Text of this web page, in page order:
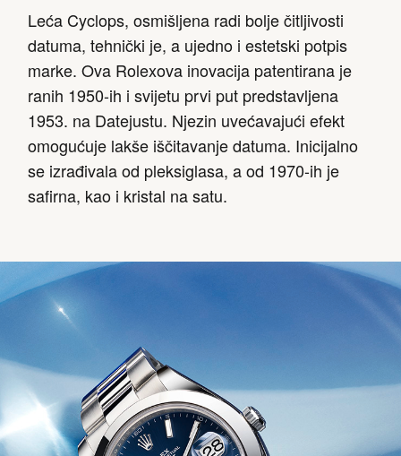
Leća Cyclops, osmišljena radi bolje čitljivosti
datuma, tehnički je, a ujedno i estetski potpis
marke. Ova Rolexova inovacija patentirana je
ranih 1950-ih i svijetu prvi put predstavljena
1953. na Datejustu. Njezin uvećavajući efekt
omogućuje lakše iščitavanje datuma. Inicijalno
se izrađivala od pleksiglasa, a od 1970-ih je
safirna, kao i kristal na satu.